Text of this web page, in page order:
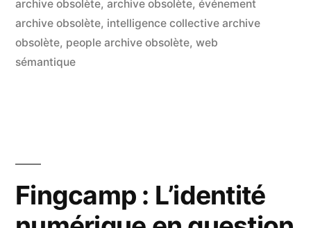
archive obsolète, archive obsolète, événement
archive obsolète, intelligence collective archive
obsolète, people archive obsolète, web
sémantique
Fingcamp : L’identité